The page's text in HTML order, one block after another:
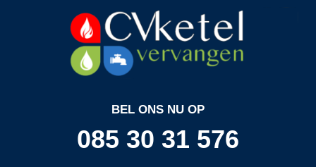
BEL ONS NU OP
085 30 31 576